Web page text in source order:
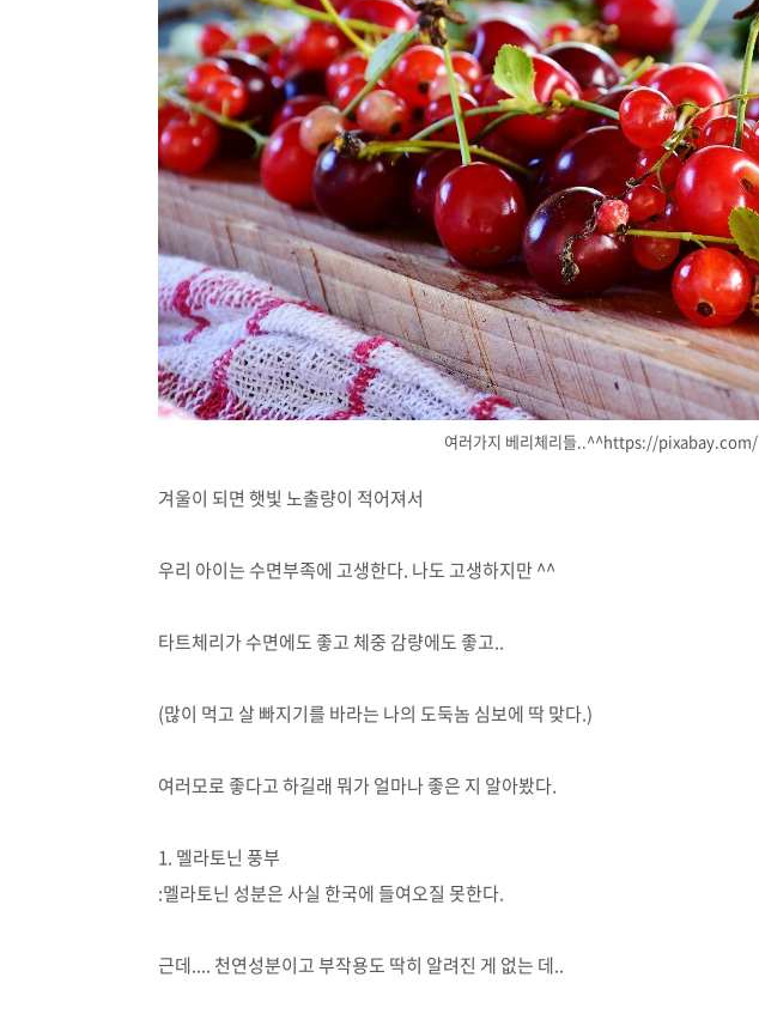
여러가지 베리체리들..^^https://pixabay.com/
겨울이 되면 햇빛 노출량이 적어져서
우리 아이는 수면부족에 고생한다. 나도 고생하지만 ^^
타트체리가 수면에도 좋고 체중 감량에도 좋고..
(많이 먹고 살 빠지기를 바라는 나의 도둑놈 심보에 딱 맞다.)
여러모로 좋다고 하길래 뭐가 얼마나 좋은 지 알아봤다.
1. 멜라토닌 풍부
:멜라토닌 성분은 사실 한국에 들여오질 못한다.
근데.... 천연성분이고 부작용도 딱히 알려진 게 없는 데..